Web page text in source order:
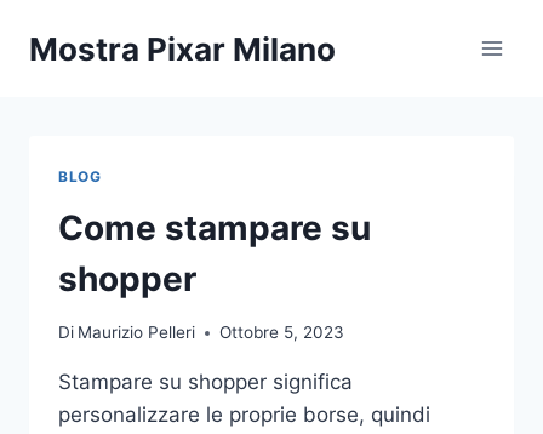
Mostra Pixar Milano
BLOG
Come stampare su
shopper
Di Maurizio Pelleri Ottobre 5, 2023
Stampare su shopper significa
personalizzare le proprie borse, quindi